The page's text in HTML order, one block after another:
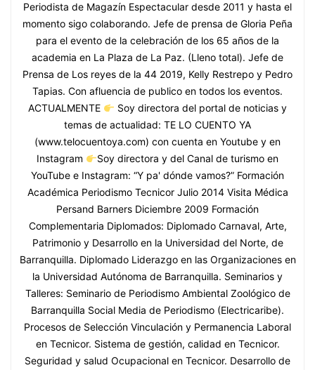
Periodista de Magazín Espectacular desde 2011 y hasta el
momento sigo colaborando. Jefe de prensa de Gloria Peña
para el evento de la celebración de los 65 años de la
academia en La Plaza de La Paz. (Lleno total). Jefe de
Prensa de Los reyes de la 44 2019, Kelly Restrepo y Pedro
Tapias. Con afluencia de publico en todos los eventos.
ACTUALMENTE
Soy directora del portal de noticias y
temas de actualidad: TE LO CUENTO YA
(www.telocuentoya.com) con cuenta en Youtube y en
Instagram
Soy directora y del Canal de turismo en
YouTube e Instagram: “Y pa' dónde vamos?” Formación
Académica Periodismo Tecnicor Julio 2014 Visita Médica
Persand Barners Diciembre 2009 Formación
Complementaria Diplomados: Diplomado Carnaval, Arte,
Patrimonio y Desarrollo en la Universidad del Norte, de
Barranquilla. Diplomado Liderazgo en las Organizaciones en
la Universidad Autónoma de Barranquilla. Seminarios y
Talleres: Seminario de Periodismo Ambiental Zoológico de
Barranquilla Social Media de Periodismo (Electricaribe).
Procesos de Selección Vinculación y Permanencia Laboral
en Tecnicor. Sistema de gestión, calidad en Tecnicor.
Seguridad y salud Ocupacional en Tecnicor. Desarrollo de